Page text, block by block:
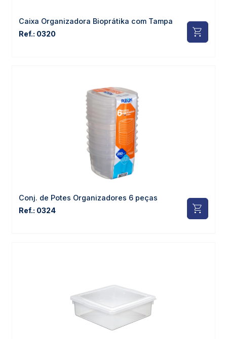
Caixa Organizadora Bioprátika com Tampa
Ref.: 0320
Conj. de Potes Organizadores 6 peças
Ref.: 0324